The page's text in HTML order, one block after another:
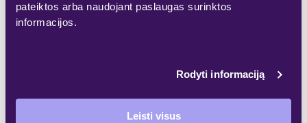
pateiktos arba naudojant paslaugas surinktos
informacijos.
Rodyti informaciją
Leisti visus
KonMari® metodą?